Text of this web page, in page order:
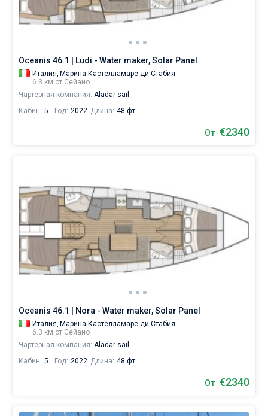
Oceanis 46.1 | Ludi - Water maker, Solar Panel
Италия, Марина Кастелламаре-ди-Стабия
6.3 км от Сейано
Чартерная компания: Aladar sail
Кабин: 5 Год: 2022 Длина: 48 фт
От €2340
Oceanis 46.1 | Nora - Water maker, Solar Panel
Италия, Марина Кастелламаре-ди-Стабия
6.3 км от Сейано
Чартерная компания: Aladar sail
Кабин: 5 Год: 2022 Длина: 48 фт
От €2340